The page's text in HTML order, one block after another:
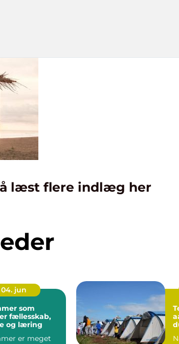
læst flere indlæg her
04. jun
som
fællesskab,
og læring
er meget